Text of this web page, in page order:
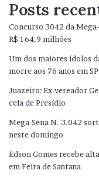
Posts
Concurso 3042 da
R$ 164,9 milhões
Um dos maiores ídolos
morre aos 76 anos em SP
Juazeiro: Ex-vereador
cela de Presídio
Mega-Sena N. 3.042
neste domingo
Edson Gomes recebe
em Feira de Santana